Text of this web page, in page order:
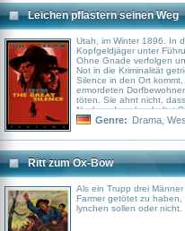
Leichen pflastern seinen Weg
Utah, im Winter 1896. In
Kopfgeldjäger unter
Ohne Gnade verfolgen
Not in die Kriminalität
Silence in den Ort
ermordeten
töten. Sie ahnt nicht,
Nach und nach schaltet
bereits einen Plan
Genre: Drama
Ritt zum Ox-Bow
Als ein Trupp drei
Farmer getötet zu
lynchen sollen oder nicht.